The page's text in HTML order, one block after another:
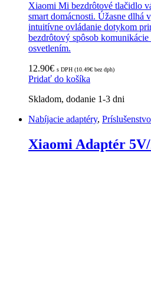
Xiaomi Mi bezdrôtové tlačidlo
smart domácnosti. Úžasne dlhá
intuitívne ovládanie dotykom
bezdrôtový spôsob
osvetlením.
12.90€ s DPH (10.49€ bez dph)
Pridať do košíka
Skladom, dodanie 1-3 dni
Nabíjacie adaptéry,
Xiaomi Adaptér